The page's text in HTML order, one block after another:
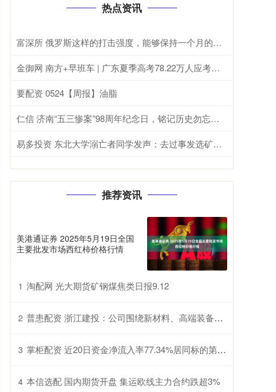
热点资讯
富深所 俄罗斯这样的打击强度，能够保持一个月的话，冲突真的就会结束了！ 近日
金御网 南方+早班车 | 广东夏季高考78.22万人应考，预计6月25日放榜
要配资 0524【周报】油脂
仁信 济南“五三惨案”98周年纪念日，铭记历史勿忘国耻
易多投资 东北大学溺亡者同学发声：去过事发选矿厂，坠入浮选槽难动弹
推荐资讯
美港通证券 2025年5月19日全国
主要批发市场西红柿价格行情
1 淘配网 光大期货矿钢煤焦类日报9.12
2 普患配资 浙江建投：公司围绕新材料、高端装备、智能建造、城市运营、数字经济等5大新赛道新方向进行布局探索
3 掌柜配资 近20日资金净流入率77.34%居同标的第一，航天ETF（159267）盘中交投活跃，航新科技涨超2%
4 本信选配 国内期货开盘 集运欧线主力合约跌超3%